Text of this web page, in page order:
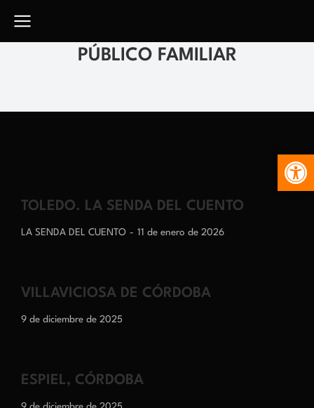
PÚBLICO FAMILIAR
TOLEDO. LA SENDA DEL CUENTO
LA SENDA DEL CUENTO 11 de enero de 2026
VILLAVICIOSA DE CÓRDOBA
9 de diciembre de 2025
ESPIEL, CÓRDOBA